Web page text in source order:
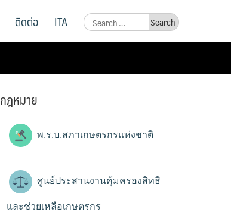
Search
for:
ติดต่อ ITA
กฎหมาย
พ.ร.บ.สภาเกษตรกรแห่งชาติ
ศูนย์ประสานงานคุ้มครองสิทธิ
และช่วยเหลือเกษตรกร